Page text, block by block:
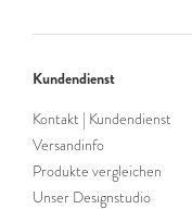
Kundendienst
Kontakt | Kundendienst
Versandinfo
Produkte vergleichen
Unser Designstudio